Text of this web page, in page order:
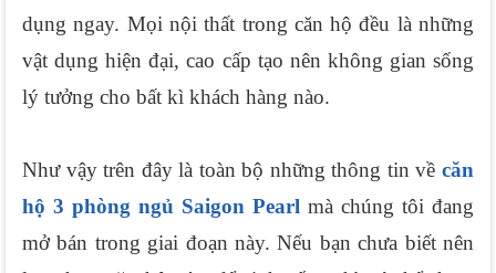
dụng ngay. Mọi nội thất trong căn hộ đều là những
vật dụng hiện đại, cao cấp tạo nên không gian sống
lý tưởng cho bất kì khách hàng nào.
Như vậy trên đây là toàn bộ những thông tin về căn
hộ 3 phòng ngủ Saigon Pearl mà chúng tôi đang
mở bán trong giai đoạn này. Nếu bạn chưa biết nên